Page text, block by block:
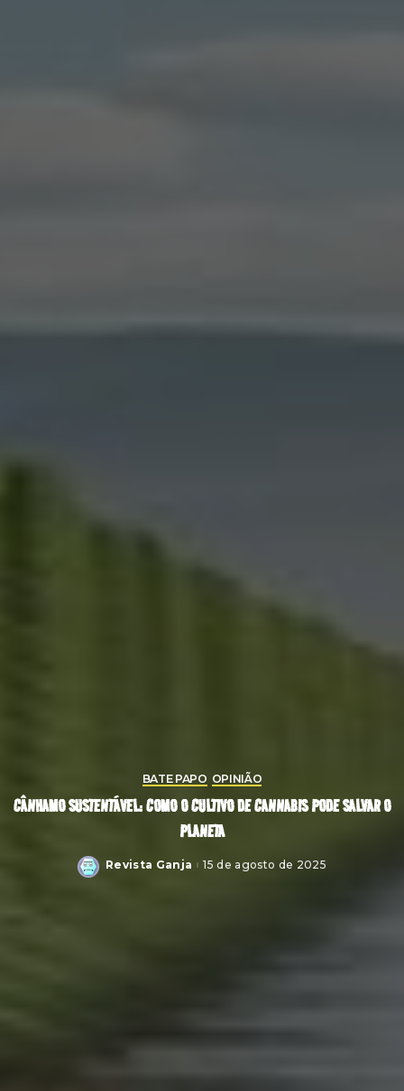
BATE PAPO OPINIÃO
CÂNHAMO SUSTENTÁVEL: COMO O CULTIVO DE CANNABIS PODE SALVAR O
PLANETA
Posted
Revista Ganja 15 de agosto de 2025